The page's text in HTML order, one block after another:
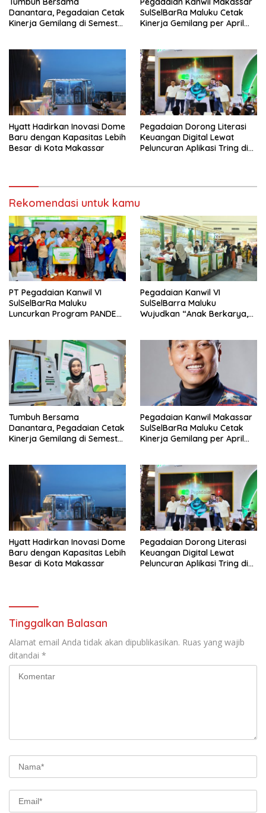
Danantara, Pegadaian Cetak
Kinerja Gemilang di Semester
SulSelBarRa Maluku Cetak
Kinerja Gemilang per April
Emas
Hyatt Hadirkan Inovasi Dome
Baru dengan Kapasitas Lebih
Besar di Kota Makassar
Pegadaian Dorong Literasi
Keuangan Digital Lewat
Peluncuran Aplikasi Tring di
Rekomendasi untuk kamu
PT Pegadaian Kanwil VI
SulSelBarRa Maluku
Luncurkan Program PANDE
Pegadaian Kanwil VI
SulSelBarra Maluku
Wujudkan “Anak Berkarya,
Tumbuh Bersama
Danantara, Pegadaian Cetak
Kinerja Gemilang di Semester
Pegadaian Kanwil Makassar
SulSelBarRa Maluku Cetak
Kinerja Gemilang per April
Emas
Hyatt Hadirkan Inovasi Dome
Baru dengan Kapasitas Lebih
Besar di Kota Makassar
Pegadaian Dorong Literasi
Keuangan Digital Lewat
Peluncuran Aplikasi Tring di
Tinggalkan Balasan
Alamat email Anda tidak akan dipublikasikan. Ruas yang wajib
ditandai *